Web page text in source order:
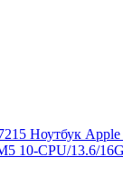
Ноутбук
10-CPU/13.6/